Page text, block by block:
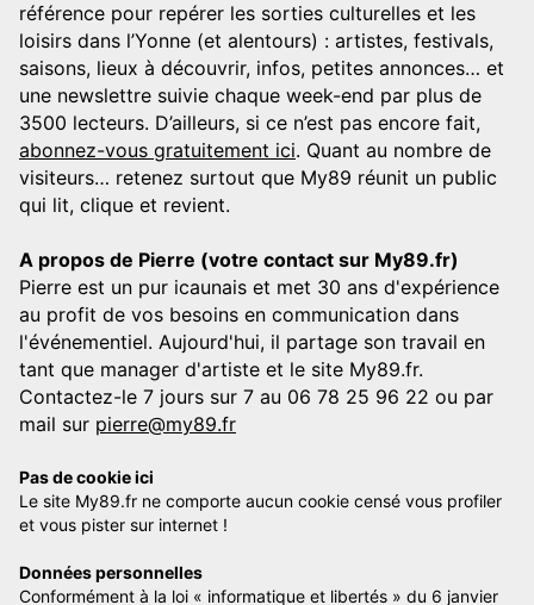
référence pour repérer les sorties culturelles et les
loisirs dans l’Yonne (et alentours) : artistes, festivals,
saisons, lieux à découvrir, infos, petites annonces… et
une newslettre suivie chaque week-end par plus de
3500 lecteurs. D’ailleurs, si ce n’est pas encore fait,
abonnez-vous gratuitement ici. Quant au nombre de
visiteurs… retenez surtout que My89 réunit un public
qui lit, clique et revient.
A propos de Pierre (votre contact sur My89.fr)
Pierre est un pur icaunais et met 30 ans d'expérience
au profit de vos besoins en communication dans
l'événementiel. Aujourd'hui, il partage son travail en
tant que manager d'artiste et le site My89.fr.
Contactez-le 7 jours sur 7 au 06 78 25 96 22 ou par
mail sur pierre@my89.fr
Pas de cookie ici
Le site My89.fr ne comporte aucun cookie censé vous profiler
et vous pister sur internet !
Données personnelles
Conformément à la loi « informatique et libertés » du 6 janvier